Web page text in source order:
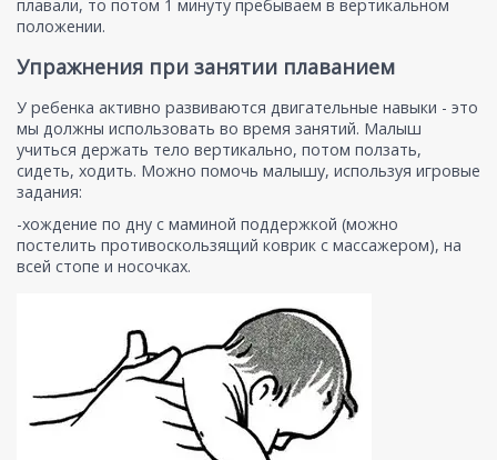
плавали, то потом 1 минуту пребываем в вертикальном
положении.
Упражнения при занятии плаванием
У ребенка активно развиваются двигательные навыки - это
мы должны использовать во время занятий. Малыш
учиться держать тело вертикально, потом ползать,
сидеть, ходить. Можно помочь малышу, используя игровые
задания:
-хождение по дну с маминой поддержкой (можно
постелить противоскользящий коврик с массажером), на
всей стопе и носочках.